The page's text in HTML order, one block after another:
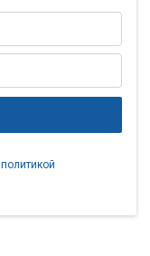
политикой